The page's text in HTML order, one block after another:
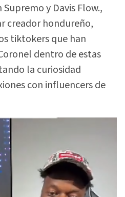
y Davis Flow.,
creador hondureño,
tiktokers que han
dentro de estas
la curiosidad
con influencers de